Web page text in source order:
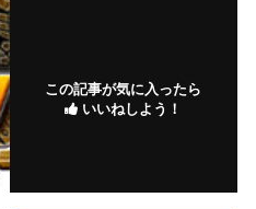
この記事が気に入ったら
いいねしよう！